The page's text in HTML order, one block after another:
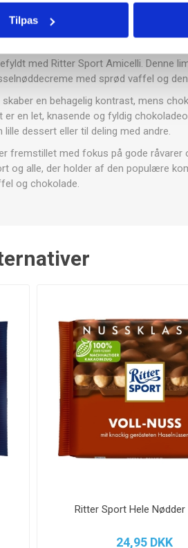
Tilpas
med Ritter Sport Amicelli. Denne
med sprød vaffel og
en behagelig kontrast, mens
en let, knasende og fyldig
lille dessert eller til deling med andre.
fremstillet med fokus på gode råvarer
og alle, der holder af den populære
og chokolade.
Ritter Sport Hele Nødder
24,95 DKK